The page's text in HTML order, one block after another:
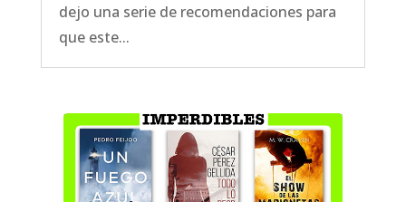
dejo una serie de recomendaciones para
que este...